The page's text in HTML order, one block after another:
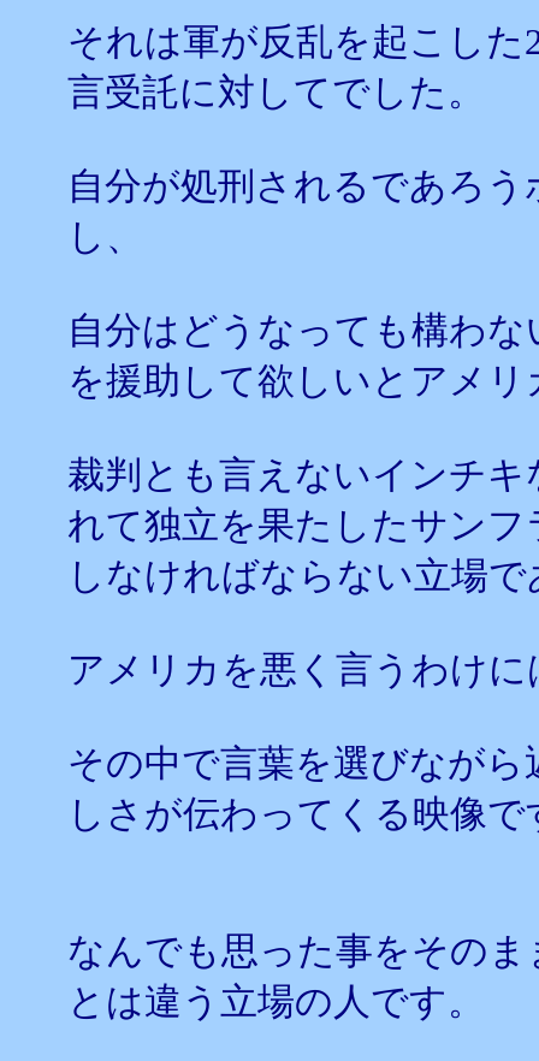
それは軍が反乱を起こし
言受託に対してでした。
自分が処刑されるであろ
し、
自分はどうなっても構わ
を援助して欲しいとアメ
裁判とも言えないインチ
れて独立を果たしたサン
しなければならない立場で
アメリカを悪く言うわけ
その中で言葉を選びなが
しさが伝わってくる映像で
なんでも思った事をその
とは違う立場の人です。